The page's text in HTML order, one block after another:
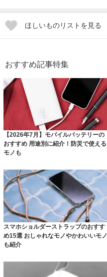
ほしいものリストを見る
おすすめ記事特集
【2026年7月】モバイルバッテリーの
おすすめ 用途別に紹介！防災で使える
モノも
スマホショルダーストラップのおすす
め15選 おしゃれなモノやかわいいモノ
も紹介